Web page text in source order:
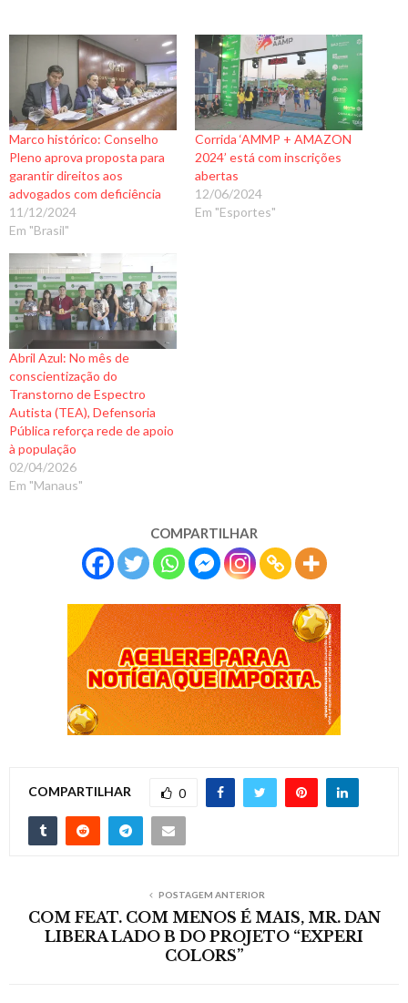
Marco histórico: Conselho
Pleno aprova proposta para
garantir direitos aos
advogados com deficiência
11/12/2024
Em "Brasil"
Corrida ‘AMMP + AMAZON
2024’ está com inscrições
abertas
12/06/2024
Em "Esportes"
Abril Azul: No mês de
conscientização do
Transtorno de Espectro
Autista (TEA), Defensoria
Pública reforça rede de apoio
à população
02/04/2026
Em "Manaus"
COMPARTILHAR
COMPARTILHAR 0
POSTAGEM ANTERIOR
COM FEAT. COM MENOS É MAIS, MR. DAN
LIBERA LADO B DO PROJETO “EXPERI
COLORS”